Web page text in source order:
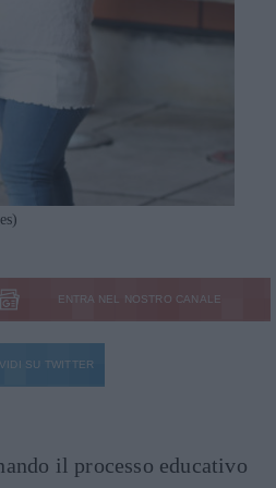
ENTRA NEL NOSTRO CANALE
SU TWITTER
il processo educativo